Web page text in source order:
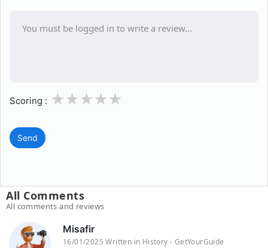
Scoring : 3
2
1
Send
All Comments
All comments and reviews
Misafir
16/01/2025 Written in History - GetYourGuide